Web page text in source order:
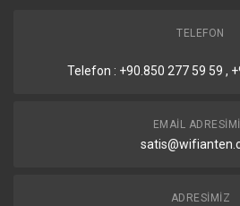
TELEFON
Telefon : +90.850 277 59 59 ,
EMAIL
ADRESIMIZ